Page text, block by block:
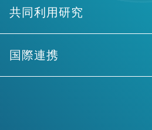
共同利用研究
国際連携